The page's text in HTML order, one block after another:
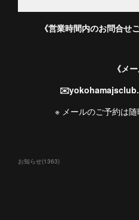
《営業時間内のお問合せ
《メ
※ メールのご予約は随
お知らせ(1363)